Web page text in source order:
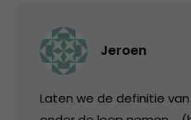
Jeroen
Laten we de definitie